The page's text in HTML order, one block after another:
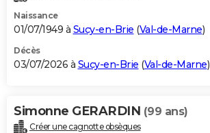
Naissance
01/07/1949 à Sucy-en-Brie (Val-de-Marne)
Décès
03/07/2026 à Sucy-en-Brie (Val-de-Marne)
Simonne GERARDIN (99 ans)
Créer une cagnotte obsèques